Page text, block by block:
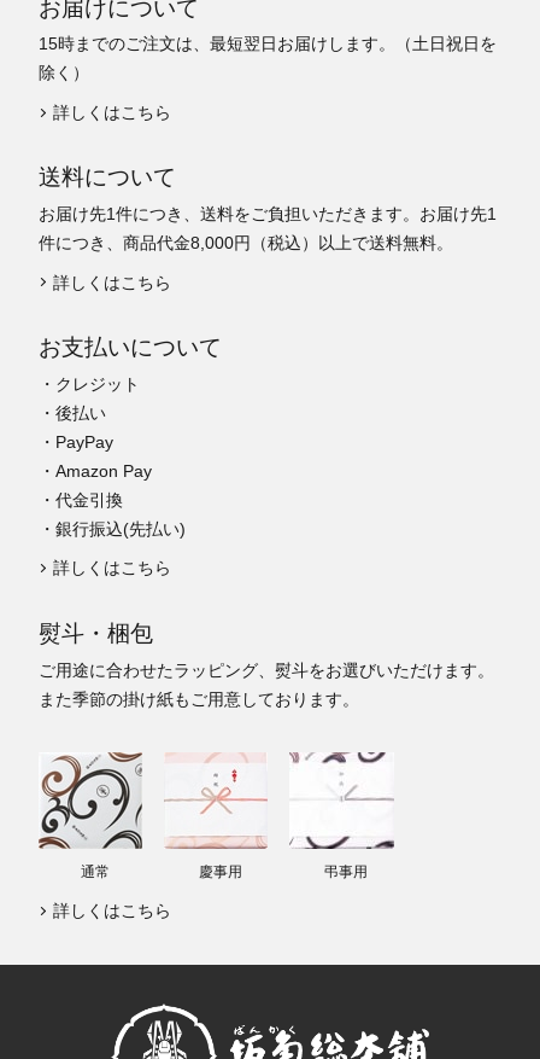
お届けについて
15時までのご注文は、最短翌日お届けします。（土日祝日を
除く）
詳しくはこちら
送料について
お届け先1件につき、送料をご負担いただきます。お届け先1
件につき、商品代金8,000円（税込）以上で送料無料。
詳しくはこちら
お支払いについて
・クレジット
・後払い
・PayPay
・Amazon Pay
・代金引換
・銀行振込(先払い)
詳しくはこちら
熨斗・梱包
ご用途に合わせたラッピング、熨斗をお選びいただけます。
また季節の掛け紙もご用意しております。
通常 慶事用 弔事用
詳しくはこちら